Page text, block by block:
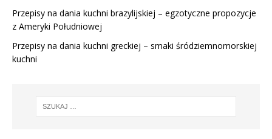
Przepisy na dania kuchni brazylijskiej – egzotyczne propozycje
z Ameryki Południowej
Przepisy na dania kuchni greckiej – smaki śródziemnomorskiej
kuchni